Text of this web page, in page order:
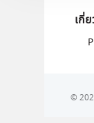
เกี่
©